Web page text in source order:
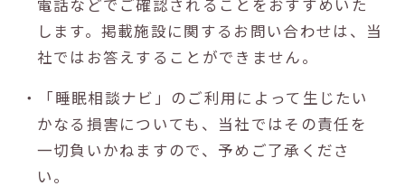
します。掲載施設に関するお問い合わせは、当
社ではお答えすることができません。
・「睡眠相談ナビ」のご利用によって生じたい
かなる損害についても、当社ではその責任を
一切負いかねますので、予めご了承くださ
い。